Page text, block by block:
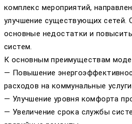
комплекс мероприятий,
улучшение существующих сетей.
основные недостатки и
систем.
К основным преимуществам
— Повышение
расходов на коммунальные услуги
— Улучшение уровня комфорта
— Увеличение срока службы